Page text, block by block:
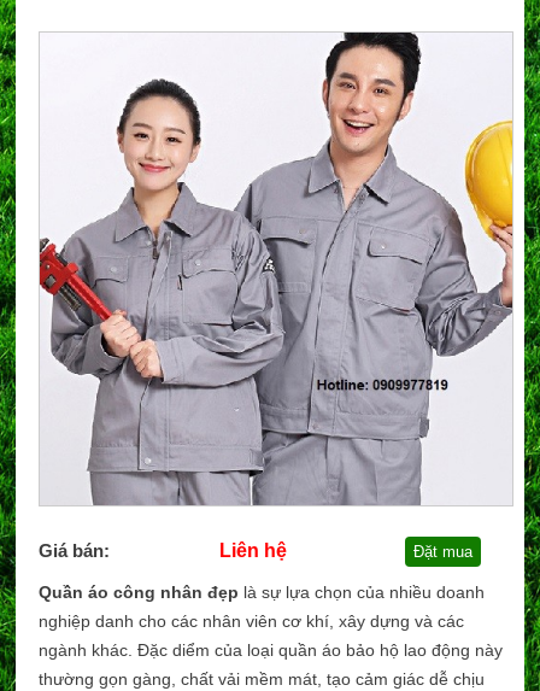
Giá bán: Liên hệ Đặt mua
Quần áo công nhân đẹp là sự lựa chọn của nhiều doanh
nghiệp danh cho các nhân viên cơ khí, xây dựng và các
ngành khác. Đặc diểm của loại quần áo bảo hộ lao động này
thường gọn gàng, chất vải mềm mát, tạo cảm giác dễ chịu